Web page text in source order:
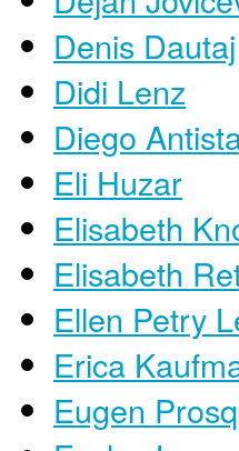
Denis Dautaj
Didi Lenz
Diego
Eli Huzar
Elisabeth
Elisabeth
Ellen Petry
Erica
Eugen